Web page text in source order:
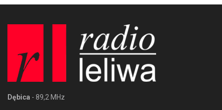
Dębica - 89,2 MHz